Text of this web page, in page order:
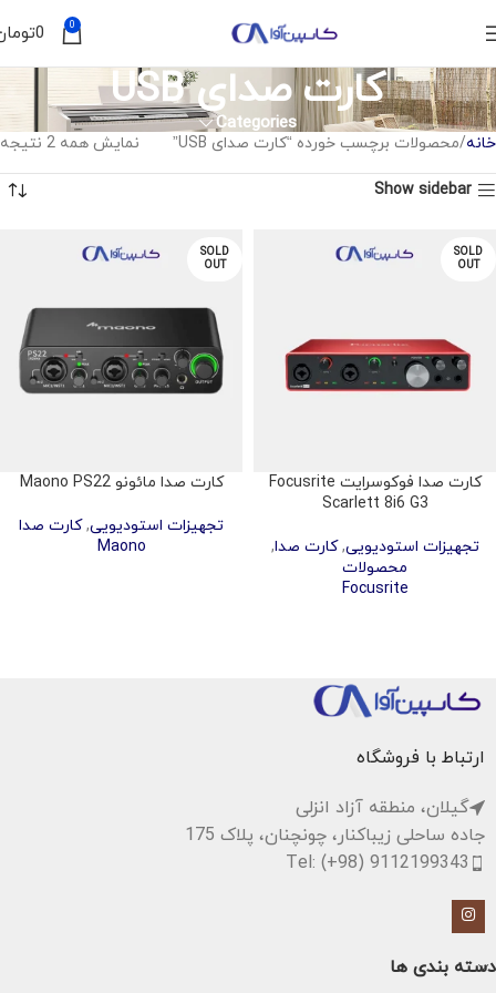
0
0
کارت صدای USB
Categories
خانه محصولات برچسب خورده “کارت صدای USB” نمایش همه 2 نتیجه
Show sidebar
SOLD
OUT
کارت صدا فوکوسرایت Focusrite
Scarlett 8i6 G3
تجهیزات استودیویی,کارت صدا,
محصولات
Focusrite
SOLD
OUT
کارت صدا مائونو Maono PS22
تجهیزات استودیویی,کارت صدا
Maono
ارتباط با فروشگاه
گیلان، منطقه آزاد انزلی
جاده ساحلی زیباکنار، چونچنان، پلاک 175
Tel: (+98) 9112199343
دسته بندی ها